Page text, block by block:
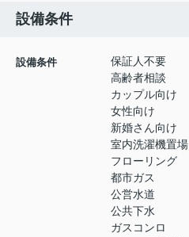
設備条件
設備条件
保証人不要
高齢者相談
カップル向け
女性向け
新婚さん向け
室内洗濯機置場
フローリング
都市ガス
公営水道
公共下水
ガスコンロ